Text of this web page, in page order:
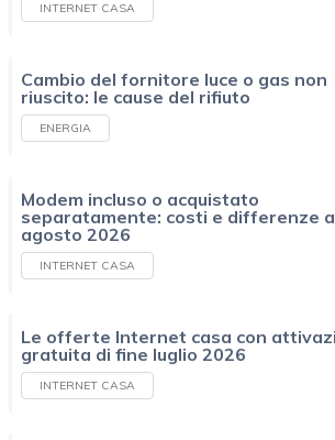
INTERNET CASA
Cambio del fornitore luce o gas non
riuscito: le cause del rifiuto
ENERGIA
Modem incluso o acquistato
separatamente: costi e differenze
agosto 2026
INTERNET CASA
Le offerte Internet casa con
gratuita di fine luglio 2026
INTERNET CASA